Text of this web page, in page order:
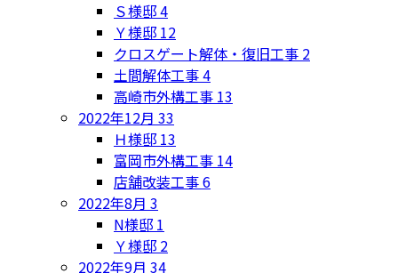
Ｓ様邸4
Ｙ様邸 12
クロスゲート解体・復旧工事 2
土間解体工事4
高崎市外構工事 13
2022年12月 33
Ｈ様邸 13
富岡市外構工事 14
店舗改装工事6
2022年8月 3
N様邸 1
Ｙ様邸 2
2022年9月 34